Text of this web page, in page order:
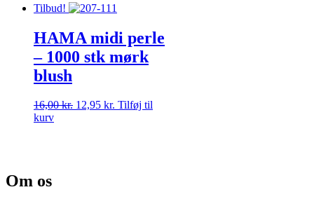
Tilbud!
HAMA midi perle
– 1000 stk mørk
blush
16,00kr. Den
12,95 kr. Den
Tilføj til
kurv
Om os